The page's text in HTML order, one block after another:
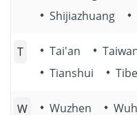
Shijiazhuang
T Tai'an
Tianshui
W Wuzhen